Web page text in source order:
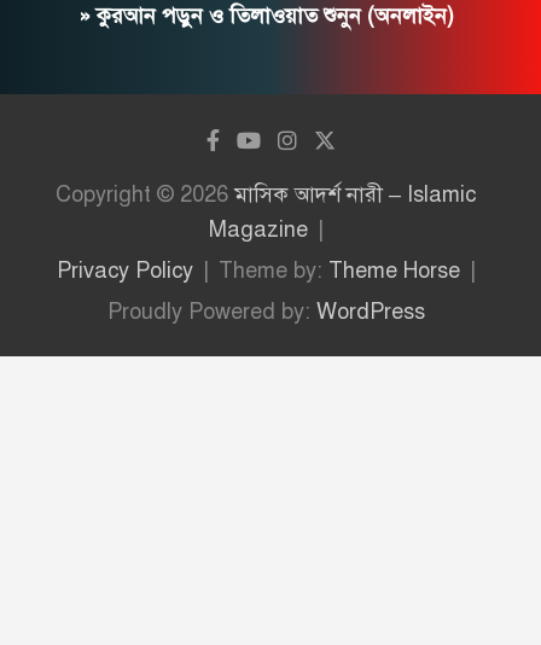
» কুরআন পড়ুন ও তিলাওয়াত শুনুন (অনলাইন)
Copyright © 2026মাসিক আদর্শ নারী – Islamic
Magazine
Privacy Policy
Theme by: Theme Horse
Proudly Powered by: WordPress